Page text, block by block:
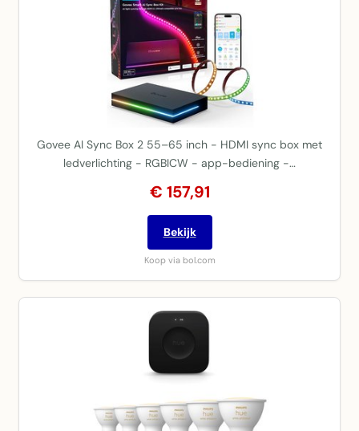
Govee AI Sync Box 2 55–65 inch - HDMI sync box met
ledverlichting - RGBICW - app-bediening -…
€ 157,91
Bekijk
Koop via bol.com